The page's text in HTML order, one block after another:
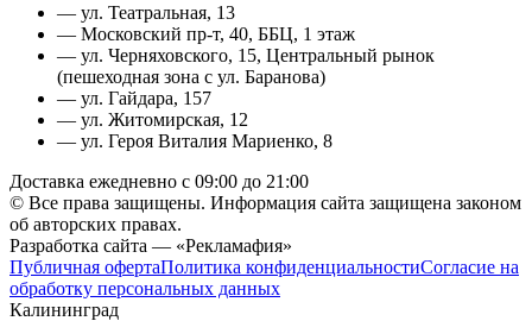
— ул. Театральная, 13
— Московский пр-т, 40, ББЦ, 1 этаж
— ул. Черняховского, 15, Центральный рынок
(пешеходная зона с ул. Баранова)
— ул. Гайдара, 157
— ул. Житомирская, 12
— ул. Героя Виталия Мариенко, 8
Доставка ежедневно с 09:00 до 21:00
© Все права защищены. Информация сайта защищена законом
об авторских правах.
Разработка сайта — «Рекламафия»
Публичная офертаПолитика конфиденциальностиСогласие на
обработку персональных данных
Калининград